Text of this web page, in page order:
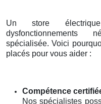
Un store
dysfonctionnements
spécialisée. Voici
placés pour vous aider :
Compétence
Nos spécialistes